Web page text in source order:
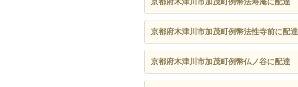
京都府木津川市加茂町例幣法寿庵に配達
京都府木津川市加茂町例幣法性寺前に配達
京都府木津川市加茂町例幣仏ノ谷に配達